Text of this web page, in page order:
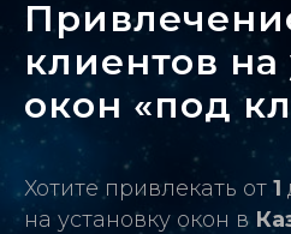
клиентов на
окон «под
Хотите привлекать от 1
на установку окон в